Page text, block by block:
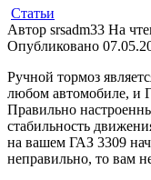
Статьи
Автор srsadm33 На
Опубликовано
Ручной тормоз
любом автомобиле, и
Правильно
стабильность
на вашем ГАЗ 3309
неправильно, то вам